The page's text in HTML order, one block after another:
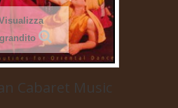
Cabaret Music